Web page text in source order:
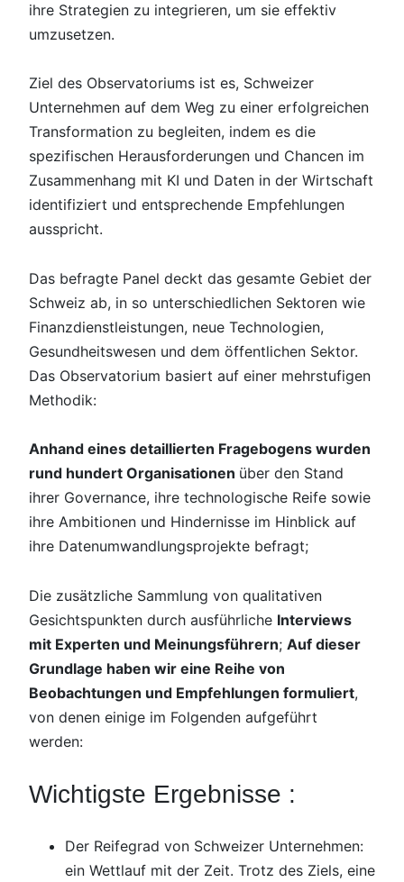
ihre Strategien zu integrieren, um sie effektiv
umzusetzen.
Ziel des Observatoriums ist es, Schweizer
Unternehmen auf dem Weg zu einer erfolgreichen
Transformation zu begleiten, indem es die
spezifischen Herausforderungen und Chancen im
Zusammenhang mit KI und Daten in der Wirtschaft
identifiziert und entsprechende Empfehlungen
ausspricht.
Das befragte Panel deckt das gesamte Gebiet der
Schweiz ab, in so unterschiedlichen Sektoren wie
Finanzdienstleistungen, neue Technologien,
Gesundheitswesen und dem öffentlichen Sektor.
Das Observatorium basiert auf einer mehrstufigen
Methodik:
Anhand eines detaillierten Fragebogens wurden
rund hundert Organisationen über den Stand
ihrer Governance, ihre technologische Reife sowie
ihre Ambitionen und Hindernisse im Hinblick auf
ihre Datenumwandlungsprojekte befragt;
Die zusätzliche Sammlung von qualitativen
Gesichtspunkten durch ausführliche Interviews
mit Experten und Meinungsführern; Auf dieser
Grundlage haben wir eine Reihe von
Beobachtungen und Empfehlungen formuliert,
von denen einige im Folgenden aufgeführt
werden:
Wichtigste Ergebnisse :
Der Reifegrad von Schweizer Unternehmen:
ein Wettlauf mit der Zeit. Trotz des Ziels, eine